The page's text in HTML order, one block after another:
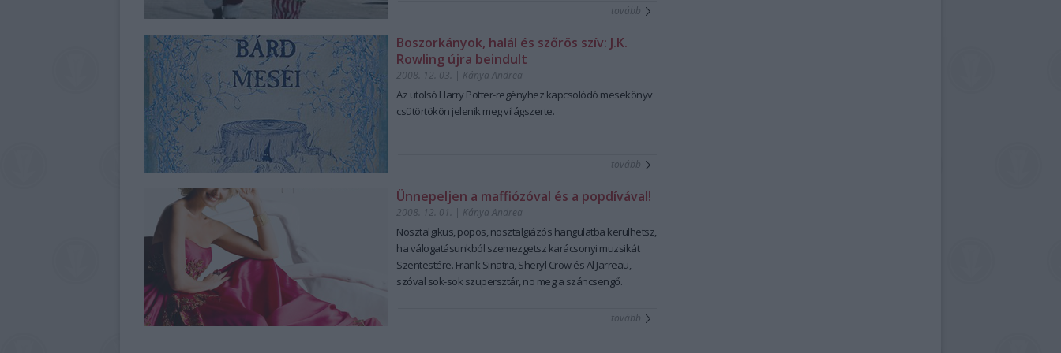
tovább
Boszorkányok, halál és szőrös szív: J.K.
Rowling újra beindult
2008. 12. 03. | Kánya Andrea
Az utolsó Harry Potter-regényhez kapcsolódó mesekönyv
csütörtökön jelenik meg világszerte.
tovább
Ünnepeljen a maffiózóval és a popdívával!
2008. 12. 01. | Kánya Andrea
Nosztalgikus, popos, nosztalgiázós hangulatba kerülhetsz,
ha válogatásunkból szemezgetsz karácsonyi muzsikát
Szentestére. Frank Sinatra, Sheryl Crow és Al Jarreau,
szóval sok-sok szupersztár, no meg a száncsengő.
tovább